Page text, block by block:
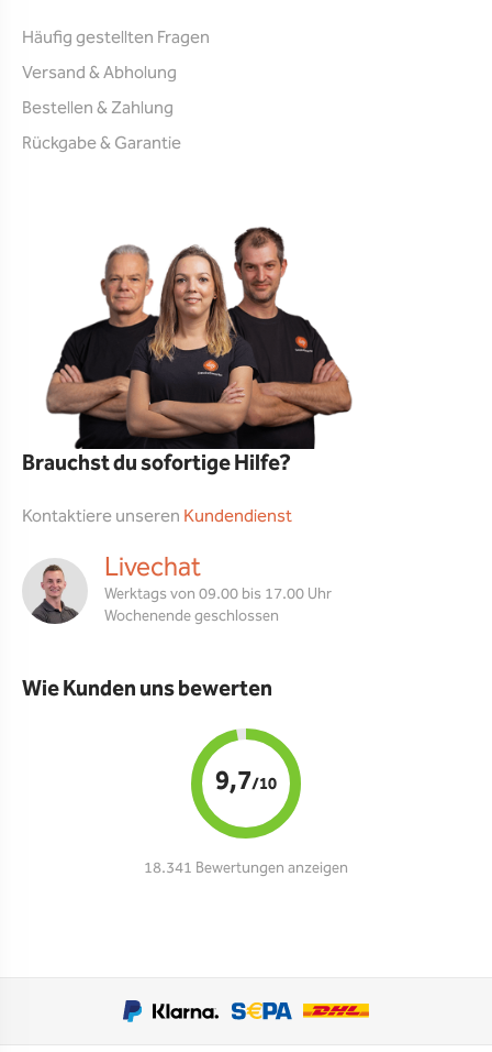
Häufig gestellten Fragen
Versand & Abholung
Bestellen & Zahlung
Rückgabe & Garantie
Brauchst du sofortige Hilfe?
Kontaktiere unseren Kundendienst
Livechat
Werktags von 09.00 bis 17.00 Uhr
Wochenende geschlossen
Wie Kunden uns bewerten
9,7/10
18.341 Bewertungen anzeigen